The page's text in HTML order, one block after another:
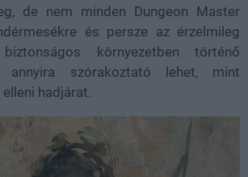
de nem minden Dungeon Master
és persze az érzelmileg
környezetben történő
annyira szórakoztató lehet, mint
hadjárat.